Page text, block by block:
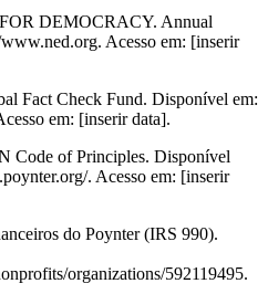
DEMOCRACY. Annual
Acesso em: [inserir
Fact Check Fund. Disponível em:
em: [inserir data].
of Principles. Disponível
. Acesso em: [inserir
do Poynter (IRS 990).
organizations/592119495.